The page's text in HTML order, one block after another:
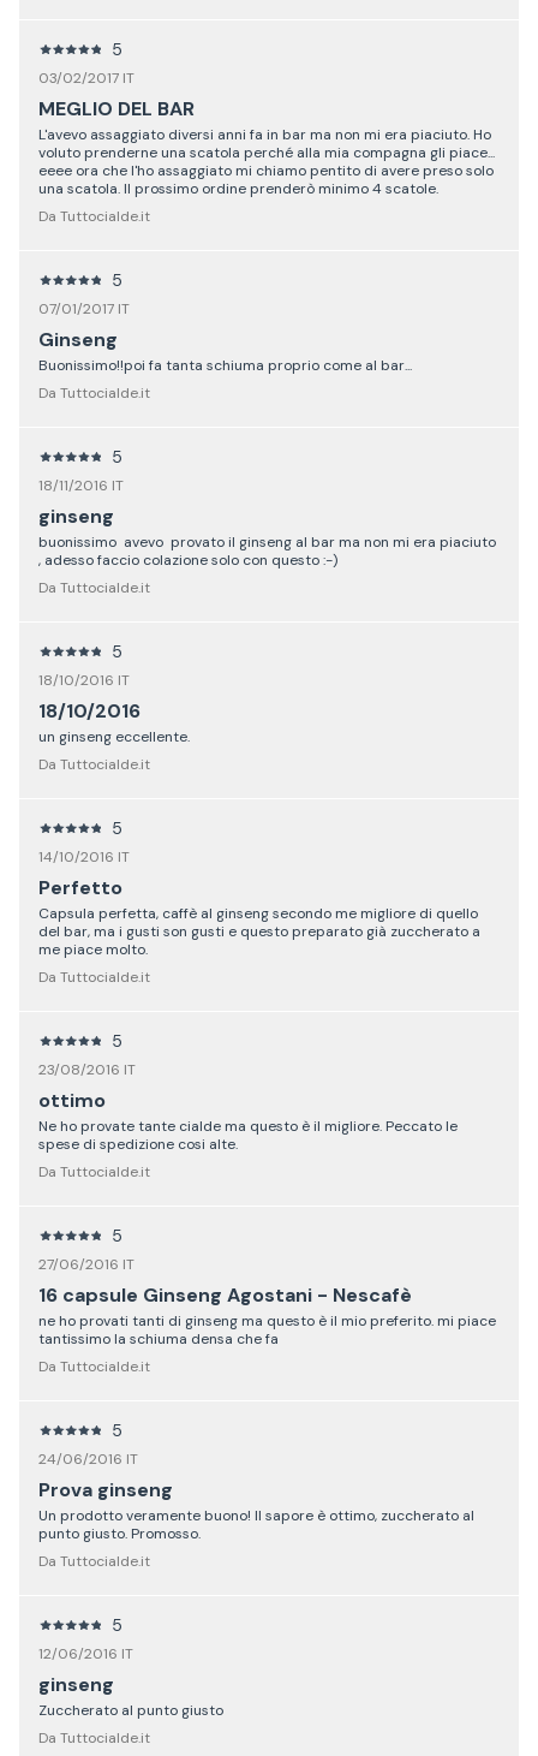
5
03/02/2017 IT
MEGLIO DEL BAR
L'avevo assaggiato diversi anni fa in bar ma non mi era piaciuto. Ho
voluto prenderne una scatola perché alla mia compagna gli piace...
eeee ora che l'ho assaggiato mi chiamo pentito di avere preso solo
una scatola. Il prossimo ordine prenderò minimo 4 scatole.
Da Tuttocialde.it
5
07/01/2017 IT
Ginseng
Buonissimo!!poi fa tanta schiuma proprio come al bar...
Da Tuttocialde.it
5
18/11/2016 IT
ginseng
buonissimo avevo provato il ginseng al bar ma non mi era piaciuto
, adesso faccio colazione solo con questo :-)
Da Tuttocialde.it
5
18/10/2016 IT
18/10/2016
un ginseng eccellente.
Da Tuttocialde.it
5
14/10/2016 IT
Perfetto
Capsula perfetta, caffè al ginseng secondo me migliore di quello
del bar, ma i gusti son gusti e questo preparato già zuccherato a
me piace molto.
Da Tuttocialde.it
5
23/08/2016 IT
ottimo
Ne ho provate tante cialde ma questo è il migliore. Peccato le
spese di spedizione cosi alte.
Da Tuttocialde.it
5
27/06/2016 IT
16 capsule Ginseng Agostani - Nescafè
ne ho provati tanti di ginseng ma questo è il mio preferito. mi piace
tantissimo la schiuma densa che fa
Da Tuttocialde.it
5
24/06/2016 IT
Prova ginseng
Un prodotto veramente buono! Il sapore è ottimo, zuccherato al
punto giusto. Promosso.
Da Tuttocialde.it
5
12/06/2016 IT
ginseng
Zuccherato al punto giusto
Da Tuttocialde.it